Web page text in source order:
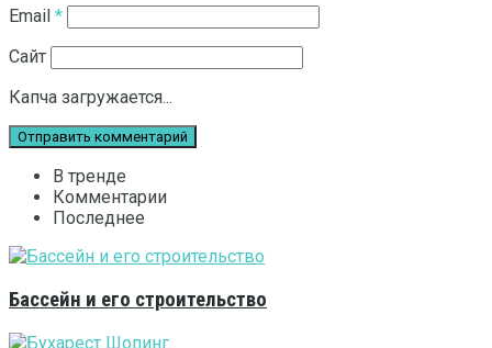
Email *
Сайт
Капча загружается...
В тренде
Комментарии
Последнее
Бассейн и его строительство